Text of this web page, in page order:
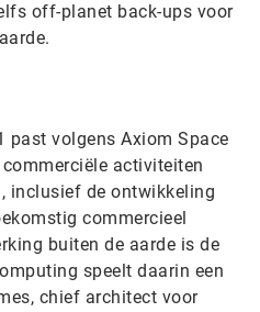
off-planet back-ups voor
past volgens Axiom Space
activiteiten
inclusief de ontwikkeling
commercieel
buiten de aarde is de
speelt daarin een
chief architect voor